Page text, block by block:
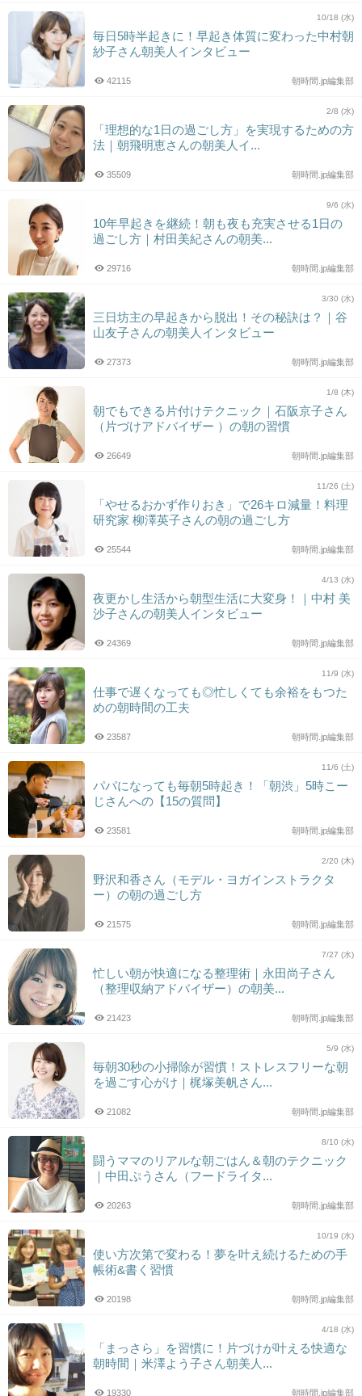
10/18 (水)
毎日5時半起きに！早起き体質に変わった中村朝
紗子さん朝美人インタビュー
朝時間.jp編集部
42115
2/8 (水)
「理想的な1日の過ごし方」を実現するための方
法｜朝飛明恵さんの朝美人イ...
朝時間.jp編集部
35509
9/6 (水)
10年早起きを継続！朝も夜も充実させる1日の
過ごし方｜村田美紀さんの朝美...
朝時間.jp編集部
29716
3/30 (水)
三日坊主の早起きから脱出！その秘訣は？｜谷
山友子さんの朝美人インタビュー
朝時間.jp編集部
27373
1/8 (木)
朝でもできる片付けテクニック｜石阪京子さん
（片づけアドバイザー ）の朝の習慣
朝時間.jp編集部
26649
11/26 (土)
「やせるおかず作りおき」で26キロ減量！料理
研究家 柳澤英子さんの朝の過ごし方
朝時間.jp編集部
25544
4/13 (水)
夜更かし生活から朝型生活に大変身！｜中村 美
沙子さんの朝美人インタビュー
朝時間.jp編集部
24369
11/9 (水)
仕事で遅くなっても◎忙しくても余裕をもつた
めの朝時間の工夫
朝時間.jp編集部
23587
11/6 (土)
パパになっても毎朝5時起き！「朝渋」5時こー
じさんへの【15の質問】
朝時間.jp編集部
23581
2/20 (木)
野沢和香さん（モデル・ヨガインストラクタ
ー）の朝の過ごし方
朝時間.jp編集部
21575
7/27 (水)
忙しい朝が快適になる整理術｜永田尚子さん
（整理収納アドバイザー）の朝美...
朝時間.jp編集部
21423
5/9 (水)
毎朝30秒の小掃除が習慣！ストレスフリーな朝
を過ごす心がけ｜梶塚美帆さん...
朝時間.jp編集部
21082
8/10 (水)
闘うママのリアルな朝ごはん＆朝のテクニック
｜中田ぷうさん（フードライタ...
朝時間.jp編集部
20263
10/19 (水)
使い方次第で変わる！夢を叶え続けるための手
帳術&書く習慣
朝時間.jp編集部
20198
4/18 (水)
「まっさら」を習慣に！片づけが叶える快適な
朝時間｜米澤よう子さん朝美人...
朝時間.jp編集部
19330